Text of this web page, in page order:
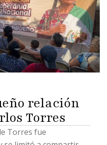
relación
Torres
Torres fue